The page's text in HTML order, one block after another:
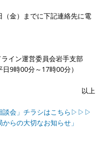
に下記連絡先に電
ライン運営委員会岩手支部
9時00分～17時00分）
以上
談会」チラシはこちら▷▷▷
らの大切なお知らせ」